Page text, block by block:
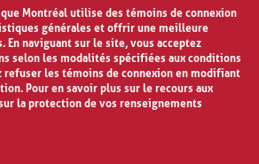
Montréal utilise des témoins de connexion
générales et offrir une meilleure
En naviguant sur le site, vous acceptez
selon les modalités spécifiées aux conditions
refuser les témoins de connexion en modifiant
Pour en savoir plus sur le recours aux
la protection de vos renseignements